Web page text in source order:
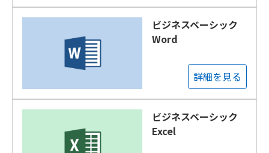
ビジネスベーシック
Word
詳細を見る
ビジネスベーシック
Excel